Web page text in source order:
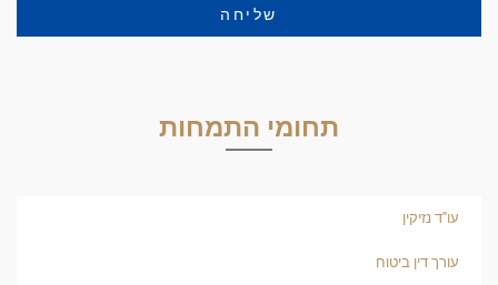
שליחה
תחומי התמחות
עו"ד נזיקין
עורך דין ביטוח